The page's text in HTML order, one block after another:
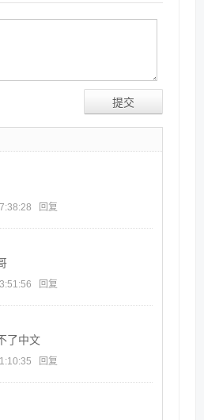
回复
回复
了中文
回复